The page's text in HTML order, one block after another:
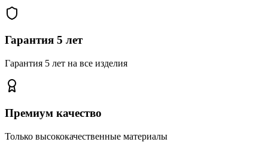
Гарантия 5 лет
Гарантия 5 лет на все изделия
Премиум качество
Только высококачественные материалы